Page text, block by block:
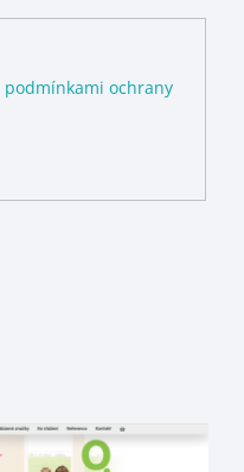
podmínkami ochrany